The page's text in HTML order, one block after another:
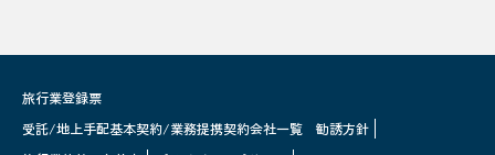
旅行業登録票
受託/地上手配基本契約/業務提携契約会社一覧
勧誘方針